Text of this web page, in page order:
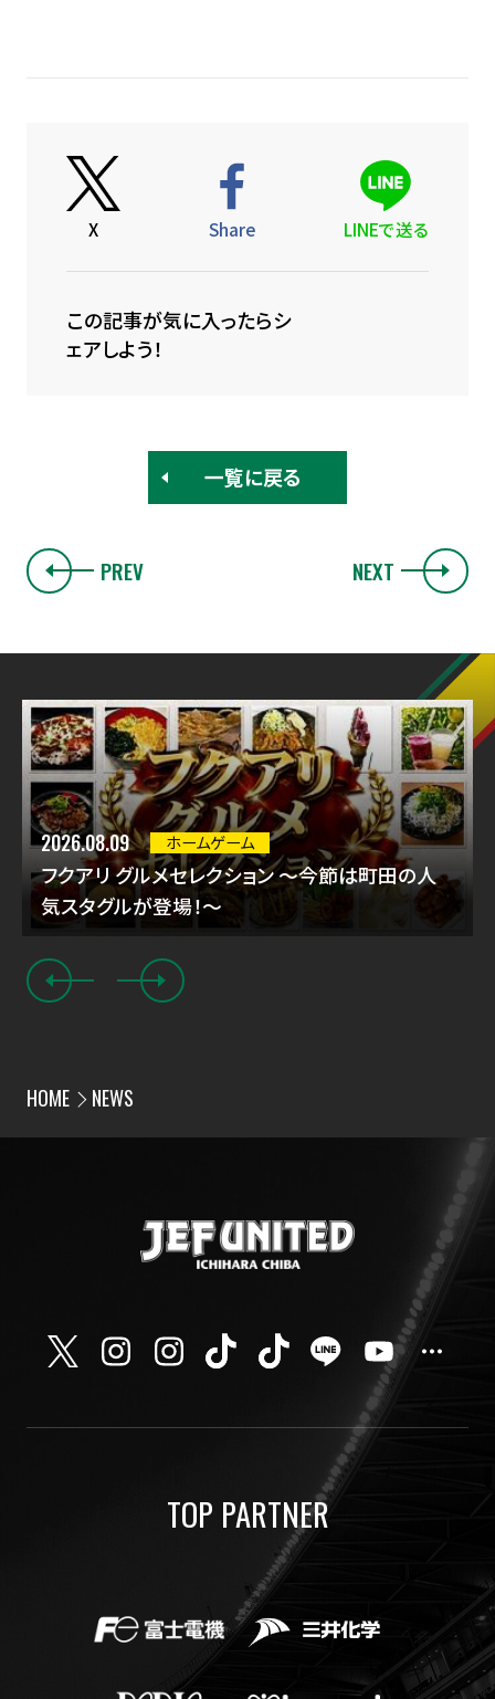
X Share LINEで送る
この記事が気に入ったらシ
ェアしよう！
一覧に戻る
PREV NEXT
2026.08.09 ホームゲーム
フクアリ グルメセレクション ～今節は町田の人
気スタグルが登場！～
HOME NEWS
TOP PARTNER